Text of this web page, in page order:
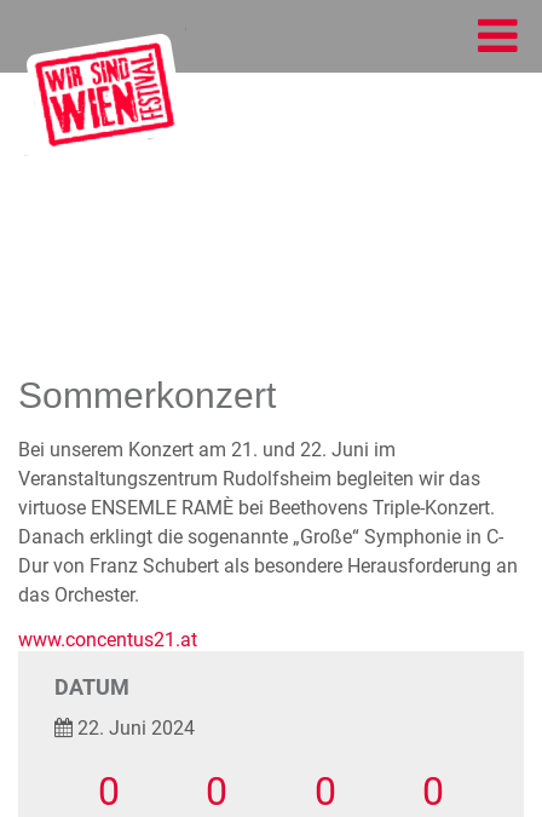
Sommerkonzert
Bei unserem Konzert am 21. und 22. Juni im
Veranstaltungszentrum Rudolfsheim begleiten wir das
virtuose ENSEMLE RAMÈ bei Beethovens Triple-Konzert.
Danach erklingt die sogenannte „Große“ Symphonie in C-
Dur von Franz Schubert als besondere Herausforderung an
das Orchester.
www.concentus21.at
DATUM
22. Juni 2024
0 0 0 0